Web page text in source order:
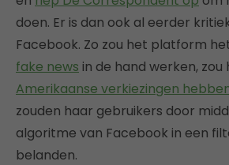
doen. Er is dan ook al eerder
Facebook. Zo zou het platform
fake news in de hand werken, zou
Amerikaanse verkiezingen
zouden haar gebruikers door
algoritme van Facebook in een
belanden.